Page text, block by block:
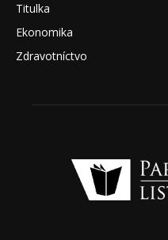
Titulka
Ekonomika
Zdravotníctvo